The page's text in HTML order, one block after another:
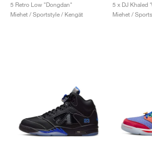
5 Retro Low "Dongdan"
Miehet / Sportstyle / Kengät
5 x DJ Khaled
Miehet /